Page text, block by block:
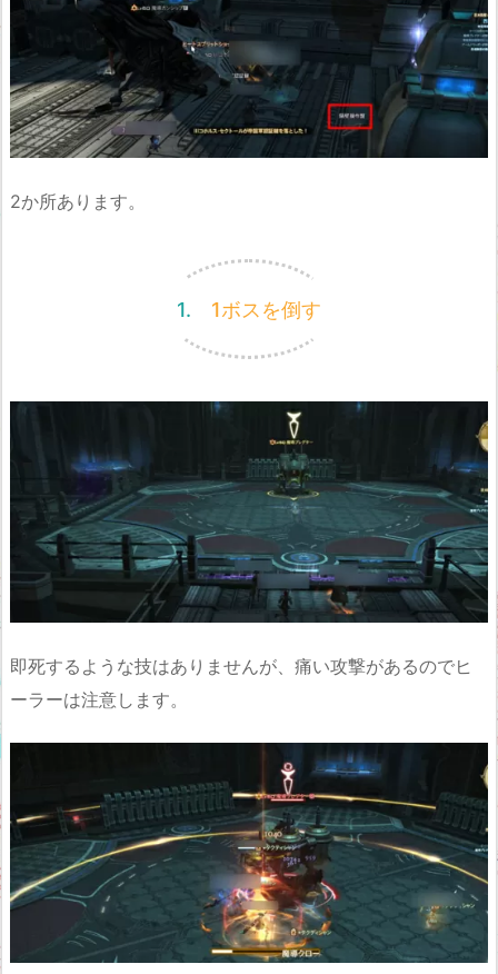
2か所あります。
1. 1ボスを倒す
即死するような技はありませんが、痛い攻撃があるのでヒ
ーラーは注意します。